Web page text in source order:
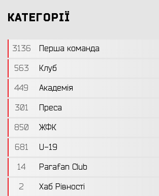
КАТЕГОРІЇ
3136
Перша команда
563
Клуб
449
Академія
301
Преса
850
ЖФК
681
U-19
14
Parafan Club
2
Хаб Рівності